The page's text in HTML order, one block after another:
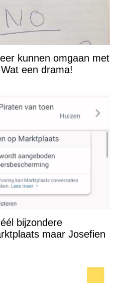
kunnen omgaan met
een drama!
bijzondere
maar Josefien